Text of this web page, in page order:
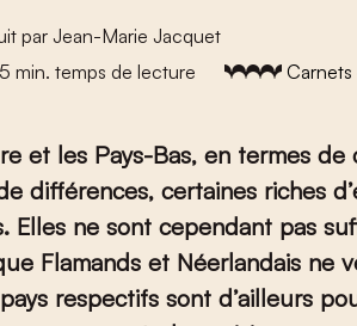
par Jean-Marie Jacquet
5 min. temps de lecture Carnets
et les Pays-Bas, en termes
différences, certaines riches
Elles ne sont cependant pas
Flamands et Néerlandais ne
respectifs sont d’ailleurs